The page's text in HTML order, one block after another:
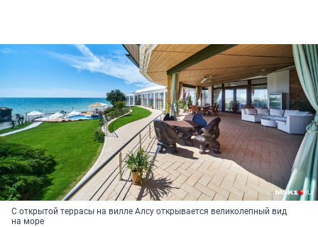
С открытой террасы на вилле Алсу открывается великолепный вид
на море